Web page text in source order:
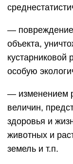
—
объекта,
кустарниковой
особую
— изменением
величин,
здоровья и
животных и
земель и т.п.